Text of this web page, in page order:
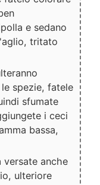
e sedano
tritato
spezie, fatele
sfumate
i ceci
bassa,
anche
ulteriore